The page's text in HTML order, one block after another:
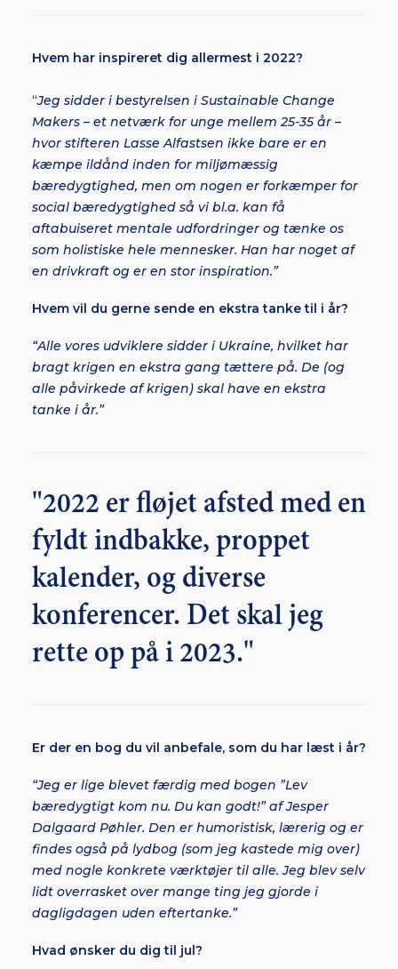
Hvem har inspireret dig allermest i 2022?
“Jeg sidder i bestyrelsen i Sustainable Change
Makers – et netværk for unge mellem 25-35 år –
hvor stifteren Lasse Alfastsen ikke bare er en
kæmpe ildånd inden for miljømæssig
bæredygtighed, men om nogen er forkæmper for
social bæredygtighed så vi bl.a. kan få
aftabuiseret mentale udfordringer og tænke os
som holistiske hele mennesker. Han har noget af
en drivkraft og er en stor inspiration.”
Hvem vil du gerne sende en ekstra tanke til i år?
“Alle vores udviklere sidder i Ukraine, hvilket har
bragt krigen en ekstra gang tættere på. De (og
alle påvirkede af krigen) skal have en ekstra
tanke i år.”
"2022 er fløjet afsted med en
fyldt indbakke, proppet
kalender, og diverse
konferencer. Det skal jeg
rette op på i 2023."
Er der en bog du vil anbefale, som du har læst i år?
“Jeg er lige blevet færdig med bogen ”Lev
bæredygtigt kom nu. Du kan godt!” af Jesper
Dalgaard Pøhler. Den er humoristisk, lærerig og er
findes også på lydbog (som jeg kastede mig over)
med nogle konkrete værktøjer til alle. Jeg blev selv
lidt overrasket over mange ting jeg gjorde i
dagligdagen uden eftertanke.”
Hvad ønsker du dig til jul?